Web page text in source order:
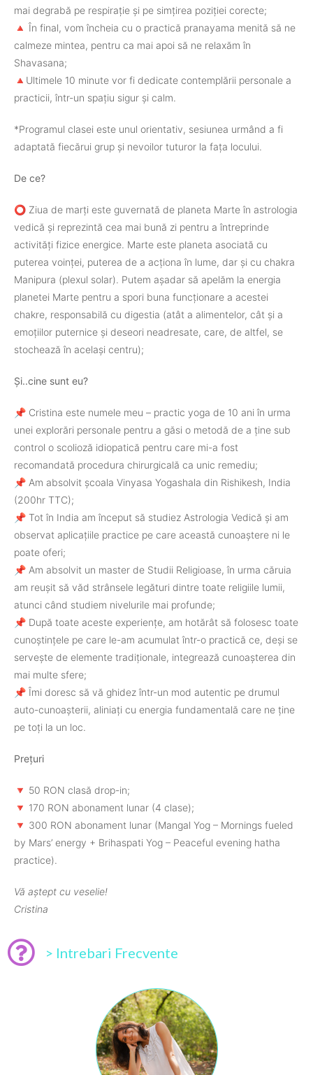
mai degrabă pe respirație și pe simțirea poziției corecte;
🔺 În final, vom încheia cu o practică pranayama menită să ne
calmeze mintea, pentru ca mai apoi să ne relaxăm în
Shavasana;
🔺Ultimele 10 minute vor fi dedicate contemplării personale a
practicii, într-un spațiu sigur și calm.
*Programul clasei este unul orientativ, sesiunea urmând a fi
adaptată fiecărui grup și nevoilor tuturor la fața locului.
De ce?
⭕️ Ziua de marți este guvernată de planeta Marte în astrologia
vedică și reprezintă cea mai bună zi pentru a întreprinde
activități fizice energice. Marte este planeta asociată cu
puterea voinței, puterea de a acționa în lume, dar și cu chakra
Manipura (plexul solar). Putem așadar să apelăm la energia
planetei Marte pentru a spori buna funcționare a acestei
chakre, responsabilă cu digestia (atât a alimentelor, cât și a
emoțiilor puternice și deseori neadresate, care, de altfel, se
stochează în același centru);
Și..cine sunt eu?
📌 Cristina este numele meu – practic yoga de 10 ani în urma
unei explorări personale pentru a găsi o metodă de a ține sub
control o scolioză idiopatică pentru care mi-a fost
recomandată procedura chirurgicală ca unic remediu;
📌 Am absolvit școala Vinyasa Yogashala din Rishikesh, India
(200hr TTC);
📌 Tot în India am început să studiez Astrologia Vedică și am
observat aplicațiile practice pe care această cunoaștere ni le
poate oferi;
📌 Am absolvit un master de Studii Religioase, în urma căruia
am reușit să văd strânsele legături dintre toate religiile lumii,
atunci când studiem nivelurile mai profunde;
📌 După toate aceste experiențe, am hotărât să folosesc toate
cunoștințele pe care le-am acumulat într-o practică ce, deși se
servește de elemente tradiționale, integrează cunoașterea din
mai multe sfere;
📌 Îmi doresc să vă ghidez într-un mod autentic pe drumul
auto-cunoașterii, aliniați cu energia fundamentală care ne ține
pe toți la un loc.
Prețuri
🔻 50 RON clasă drop-in;
🔻 170 RON abonament lunar (4 clase);
🔻 300 RON abonament lunar (Mangal Yog – Mornings fueled
by Mars’ energy + Brihaspati Yog – Peaceful evening hatha
practice).
Vă aștept cu veselie!
Cristina
> Intrebari Frecvente